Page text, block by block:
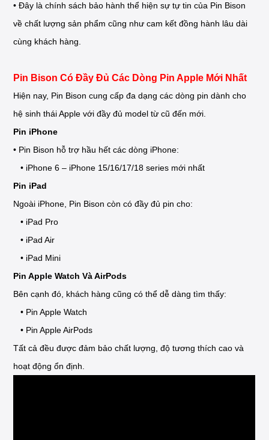
• Đây là chính sách bảo hành thể hiện sự tự tin của Pin Bison
về chất lượng sản phẩm cũng như cam kết đồng hành lâu dài
cùng khách hàng.
Pin Bison Có Đầy Đủ Các Dòng Pin Apple Mới Nhất
Hiện nay, Pin Bison cung cấp đa dạng các dòng pin dành cho
hệ sinh thái Apple với đầy đủ model từ cũ đến mới.
Pin iPhone
• Pin Bison hỗ trợ hầu hết các dòng iPhone:
• iPhone 6 – iPhone 15/16/17/18 series mới nhất
Pin iPad
Ngoài iPhone, Pin Bison còn có đầy đủ pin cho:
• iPad Pro
• iPad Air
• iPad Mini
Pin Apple Watch Và AirPods
Bên cạnh đó, khách hàng cũng có thể dễ dàng tìm thấy:
• Pin Apple Watch
• Pin Apple AirPods
Tất cả đều được đảm bảo chất lượng, độ tương thích cao và
hoạt động ổn định.